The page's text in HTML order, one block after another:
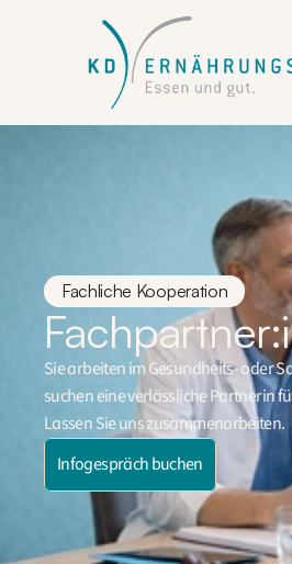
Fachliche Kooperation
Sie arbeiten im Gesundheits- oder
suchen eine verlässliche Partnerin
Lassen Sie uns zusammenarbeiten.
Infogespräch buchen